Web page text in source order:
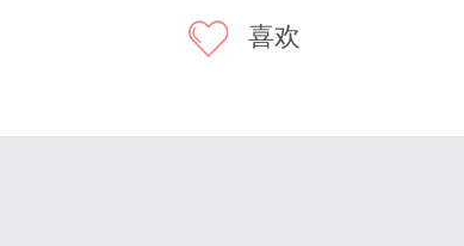
喜欢